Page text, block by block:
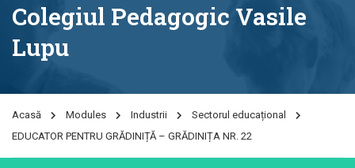
Colegiul Pedagogic Vasile
Lupu
Acasă Modules Industrii
Sectorul educațional
EDUCATOR PENTRU GRĂDINIȚĂ – GRĂDINIȚA NR. 22